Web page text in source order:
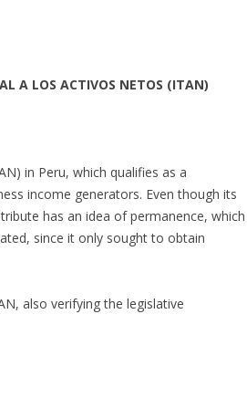
A LOS ACTIVOS NETOS (ITAN)
in Peru, which qualifies as a
income generators. Even though its
has an idea of permanence, which
since it only sought to obtain
also verifying the legislative